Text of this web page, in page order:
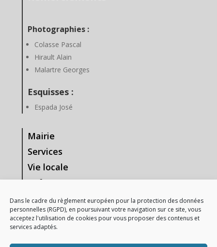
Dans le cadre du règlement européen pour la protection des données
personnelles (RGPD), en poursuivant votre navigation sur ce site, vous
acceptez l'utilisation de cookies pour vous proposer des contenus et
services adaptés.
Photographies :
Colasse Pascal
Hirault Alain
Malartre Georges
Esquisses :
Espada José
Mairie
Services
Vie locale
Enfance & Jeunesse
Tourisme & Loisirs
Vie Associative
—-